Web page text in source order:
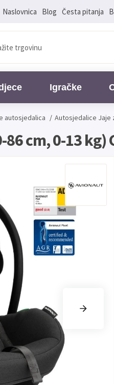
Naslovnica Blog Česta pitanja
Igračke
autosjedalica / Autosjedalice Jaje
86 cm, 0-13